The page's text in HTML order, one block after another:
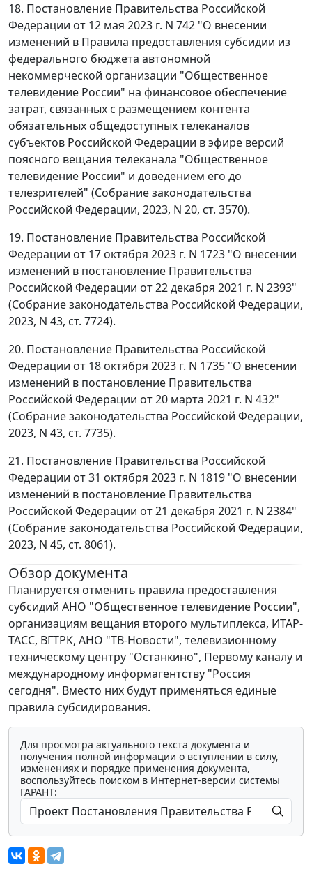
18. Постановление Правительства Российской
Федерации от 12 мая 2023 г. N 742 "О внесении
изменений в Правила предоставления субсидии из
федерального бюджета автономной
некоммерческой организации "Общественное
телевидение России" на финансовое обеспечение
затрат, связанных с размещением контента
обязательных общедоступных телеканалов
субъектов Российской Федерации в эфире версий
поясного вещания телеканала "Общественное
телевидение России" и доведением его до
телезрителей" (Собрание законодательства
Российской Федерации, 2023, N 20, ст. 3570).
19. Постановление Правительства Российской
Федерации от 17 октября 2023 г. N 1723 "О внесении
изменений в постановление Правительства
Российской Федерации от 22 декабря 2021 г. N 2393"
(Собрание законодательства Российской Федерации,
2023, N 43, ст. 7724).
20. Постановление Правительства Российской
Федерации от 18 октября 2023 г. N 1735 "О внесении
изменений в постановление Правительства
Российской Федерации от 20 марта 2021 г. N 432"
(Собрание законодательства Российской Федерации,
2023, N 43, ст. 7735).
21. Постановление Правительства Российской
Федерации от 31 октября 2023 г. N 1819 "О внесении
изменений в постановление Правительства
Российской Федерации от 21 декабря 2021 г. N 2384"
(Собрание законодательства Российской Федерации,
2023, N 45, ст. 8061).
Обзор документа
Планируется отменить правила предоставления
субсидий АНО "Общественное телевидение России",
организациям вещания второго мультиплекса, ИТАР-
ТАСС, ВГТРК, АНО "ТВ-Новости", телевизионному
техническому центру "Останкино", Первому каналу и
международному информагентству "Россия
сегодня". Вместо них будут применяться единые
правила субсидирования.
Для просмотра актуального текста документа и
получения полной информации о вступлении в силу,
изменениях и порядке применения документа,
воспользуйтесь поиском в Интернет-версии системы
ГАРАНТ: